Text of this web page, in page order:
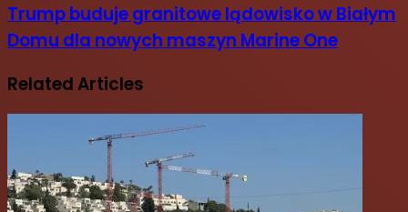
Trump buduje granitowe lądowisko w Białym
Domu dla nowych maszyn Marine One
Related Articles